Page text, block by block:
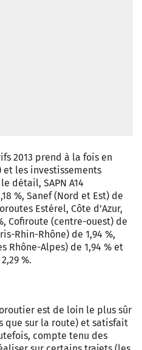
2013 prend à la fois en
et les investissements
détail, SAPN A14
%, Sanef (Nord et Est) de
Estérel, Côte d’Azur,
Cofiroute (centre-ouest) de
Rhin-Rhône) de 1,94 %,
Rhône-Alpes) de 1,94 % et
%.
est de loin le plus sûr
que sur la route) et satisfait
compte tenu des